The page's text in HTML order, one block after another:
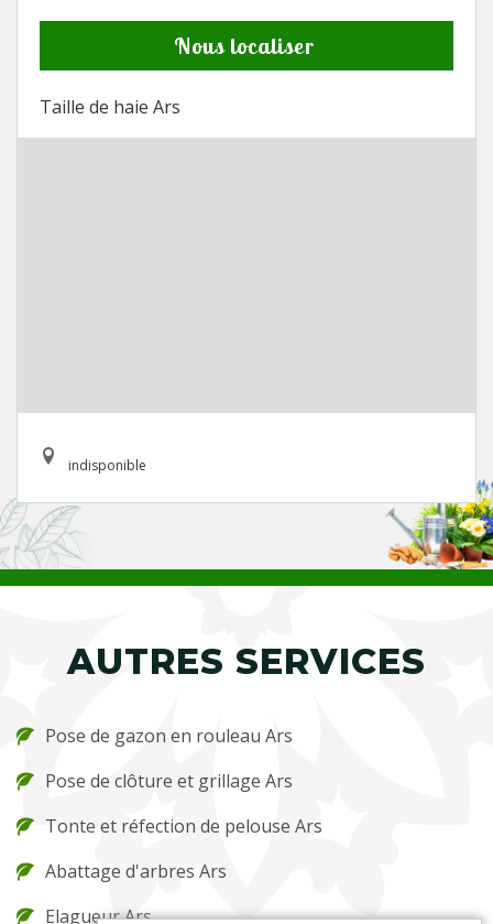
Nous localiser
Taille de haie Ars
indisponible
AUTRES SERVICES
Pose de gazon en rouleau Ars
Pose de clôture et grillage Ars
Tonte et réfection de pelouse Ars
Abattage d'arbres Ars
Elagueur Ars